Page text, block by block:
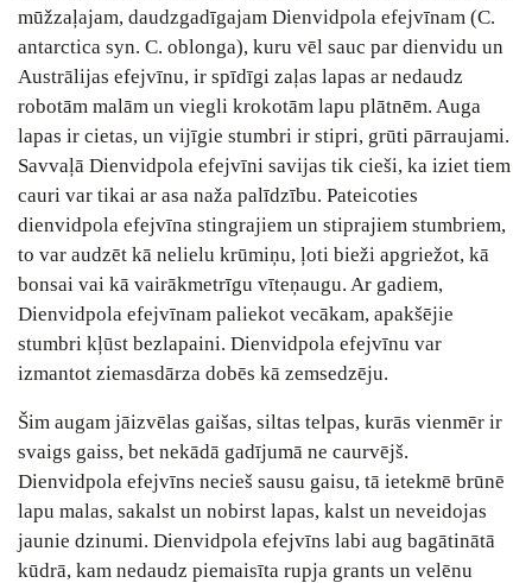
mūžzaļajam, daudzgadīgajam Dienvidpola efejvīnam (C.
antarctica syn. C. oblonga), kuru vēl sauc par dienvidu un
Austrālijas efejvīnu, ir spīdīgi zaļas lapas ar nedaudz
robotām malām un viegli krokotām lapu plātnēm. Auga
lapas ir cietas, un vijīgie stumbri ir stipri, grūti pārraujami.
Savvaļā Dienvidpola efejvīni savijas tik cieši, ka iziet tiem
cauri var tikai ar asa naža palīdzību. Pateicoties
dienvidpola efejvīna stingrajiem un stiprajiem stumbriem,
to var audzēt kā nelielu krūmiņu, ļoti bieži apgriežot, kā
bonsai vai kā vairākmetrīgu vīteņaugu. Ar gadiem,
Dienvidpola efejvīnam paliekot vecākam, apakšējie
stumbri kļūst bezlapaini. Dienvidpola efejvīnu var
izmantot ziemasdārza dobēs kā zemsedzēju.
Šim augam jāizvēlas gaišas, siltas telpas, kurās vienmēr ir
svaigs gaiss, bet nekādā gadījumā ne caurvējš.
Dienvidpola efejvīns necieš sausu gaisu, tā ietekmē brūnē
lapu malas, sakalst un nobirst lapas, kalst un neveidojas
jaunie dzinumi. Dienvidpola efejvīns labi aug bagātinātā
kūdrā, kam nedaudz piemaisīta rupja grants un velēnu